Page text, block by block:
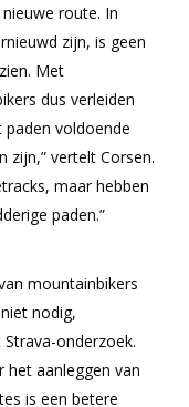
route. In
zijn, is geen
Met
dus verleiden
paden voldoende
zijn,” vertelt Corsen.
maar hebben
paden.”
mountainbikers
nodig,
onderzoek.
het aanleggen van
is een betere